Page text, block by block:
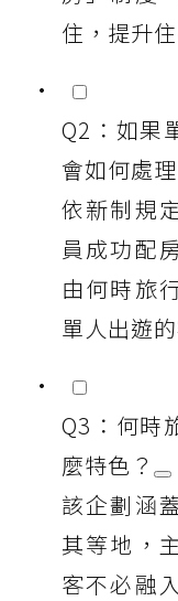
住，提升
Q2：如果
會如何處理
依新制規
員成功配
由何時旅
單人出遊
Q3：何時
麼特色？
該企劃涵
其等地，
客不必融